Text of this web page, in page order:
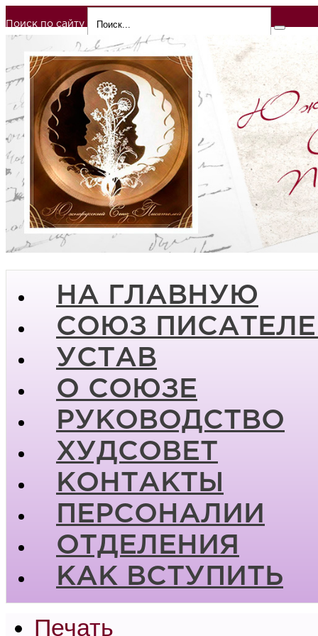
Поиск по сайту
НА ГЛАВНУЮ
СОЮЗ
УСТАВ
О СОЮЗЕ
РУКОВОДСТВО
ХУДСОВЕТ
КОНТАКТЫ
ПЕРСОНАЛИИ
ОТДЕЛЕНИЯ
КАК ВСТУПИТЬ
Печать